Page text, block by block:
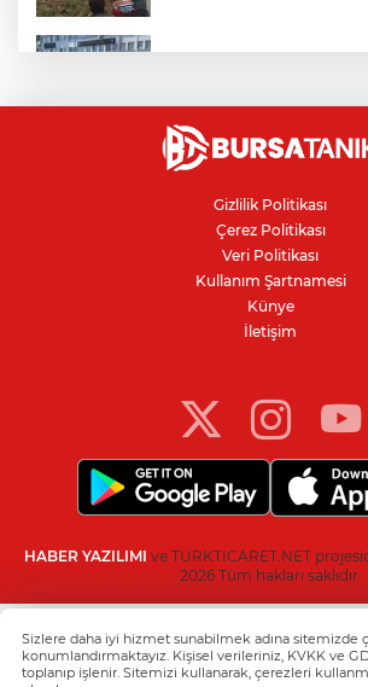
Avcılar Belediye Başkanı
tahliye kararı
Bursa'da yolcu
kadın ağır yaralandı
Bursaspor'da 2026-2027
Gizlilik Politikası
Çerez Politikası
Veri Politikası
Kullanım Şartnamesi
Künye
İletişim
HABER YAZILIMI ve TURKTICARET.NET
2026 Tüm hakları saklıdır.
Sizlere daha iyi hizmet sunabilmek adına sitemizde
konumlandırmaktayız. Kişisel verileriniz, KVKK ve
toplanıp işlenir. Sitemizi kullanarak, çerezleri